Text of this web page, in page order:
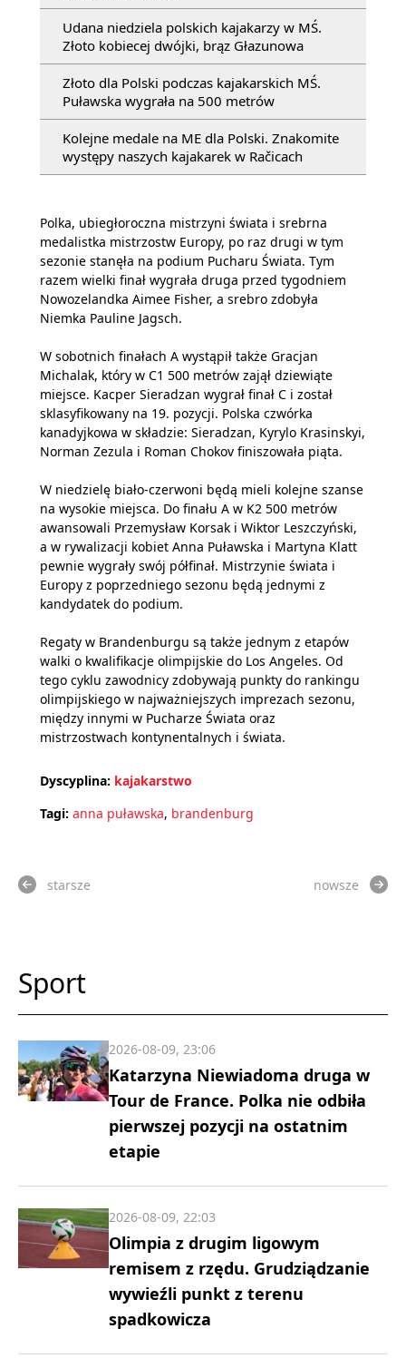
Udana niedziela polskich kajakarzy w MŚ.
Złoto kobiecej dwójki, brąz Głazunowa
Złoto dla Polski podczas kajakarskich MŚ.
Puławska wygrała na 500 metrów
Kolejne medale na ME dla Polski. Znakomite
występy naszych kajakarek w Račicach
Polka, ubiegłoroczna mistrzyni świata i srebrna
medalistka mistrzostw Europy, po raz drugi w tym
sezonie stanęła na podium Pucharu Świata. Tym
razem wielki finał wygrała druga przed tygodniem
Nowozelandka Aimee Fisher, a srebro zdobyła
Niemka Pauline Jagsch.
W sobotnich finałach A wystąpił także Gracjan
Michalak, który w C1 500 metrów zajął dziewiąte
miejsce. Kacper Sieradzan wygrał finał C i został
sklasyfikowany na 19. pozycji. Polska czwórka
kanadyjkowa w składzie: Sieradzan, Kyrylo Krasinskyi,
Norman Zezula i Roman Chokov finiszowała piąta.
W niedzielę biało-czerwoni będą mieli kolejne szanse
na wysokie miejsca. Do finału A w K2 500 metrów
awansowali Przemysław Korsak i Wiktor Leszczyński,
a w rywalizacji kobiet Anna Puławska i Martyna Klatt
pewnie wygrały swój półfinał. Mistrzynie świata i
Europy z poprzedniego sezonu będą jednymi z
kandydatek do podium.
Regaty w Brandenburgu są także jednym z etapów
walki o kwalifikacje olimpijskie do Los Angeles. Od
tego cyklu zawodnicy zdobywają punkty do rankingu
olimpijskiego w najważniejszych imprezach sezonu,
między innymi w Pucharze Świata oraz
mistrzostwach kontynentalnych i świata.
Dyscyplina: kajakarstwo
Tagi: anna puławska, brandenburg
starsze nowsze
Sport
Katarzyna Niewiadoma druga w
Tour de France. Polka nie odbiła
pierwszej pozycji na ostatnim
etapie
2026-08-09, 23:06
Olimpia z drugim ligowym
remisem z rzędu. Grudziądzanie
wywieźli punkt z terenu
spadkowicza
2026-08-09, 22:03